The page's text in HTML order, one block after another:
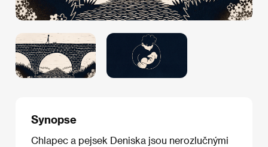
Synopse
Chlapec a pejsek Deniska jsou nerozlučnými